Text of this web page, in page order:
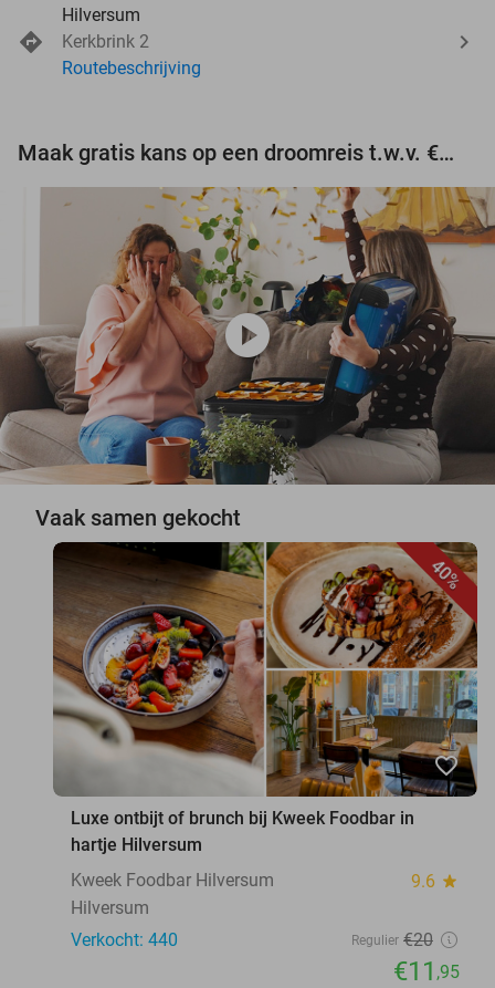
Hilversum
Kerkbrink 2
Routebeschrijving
Maak gratis kans op een droomreis t.w.v. €3.000!
play_circle
Vaak samen gekocht
40%
favorite_border
Luxe ontbijt of brunch bij Kweek Foodbar in
hartje Hilversum
Kweek Foodbar Hilversum
9.6 star
Hilversum
Verkocht: 440
Regulier €20
€11 ,95